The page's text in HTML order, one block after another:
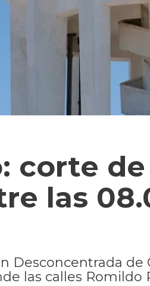
corte
las
Desconcentrada
las calles Romildo